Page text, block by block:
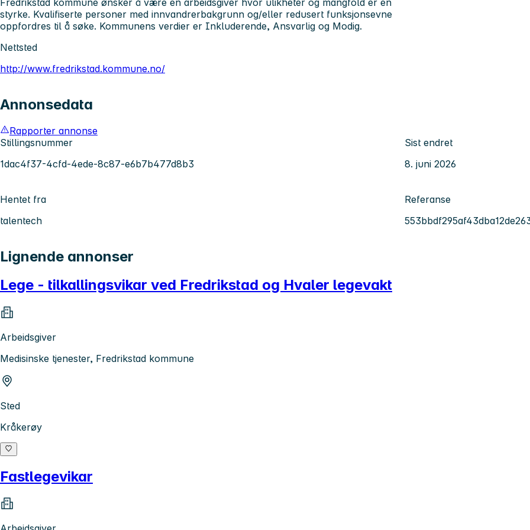
styrke. Kvalifiserte personer med innvandrerbakgrunn og/eller redusert funksjonsevne
oppfordres til å søke. Kommunens verdier er Inkluderende, Ansvarlig og Modig.
Nettsted
http://www.fredrikstad.kommune.no/
Annonsedata
Rapporter annonse
Stillingsnummer
1dac4f37-4cfd-4ede-8c87-e6b7b477d8b3
Sist endret
8. juni 2026
Hentet fra
talentech
Referanse
Lignende annonser
Lege - tilkallingsvikar ved Fredrikstad og Hvaler legevakt
Arbeidsgiver
Medisinske tjenester, Fredrikstad kommune
Sted
Kråkerøy
Fastlegevikar